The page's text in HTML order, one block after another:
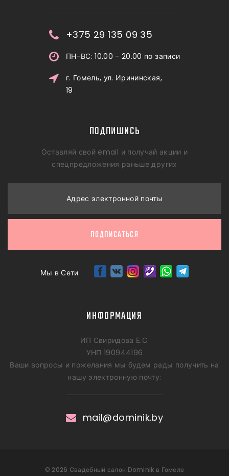
+375 29 135 09 35
ПН-ВС: 10.00 - 20.00 по записи
г. Гомель, ул. Ирининская,
19
ПОДПИШИСЬ
Оставляй свой email и получай акции и
спецпредложения раньше других
Адрес электронной почты
ПОДПИСАТЬСЯ
Мы в Сети
ИНФОРМАЦИЯ
ИП Свиридова Е.С.
УНП 190944196
Ваши вопросы и пожелания мы будем рады получить на
нашу электронную почту:
mail@dominik.by
© 2026 Свадебный салон Dominik в Гомеле